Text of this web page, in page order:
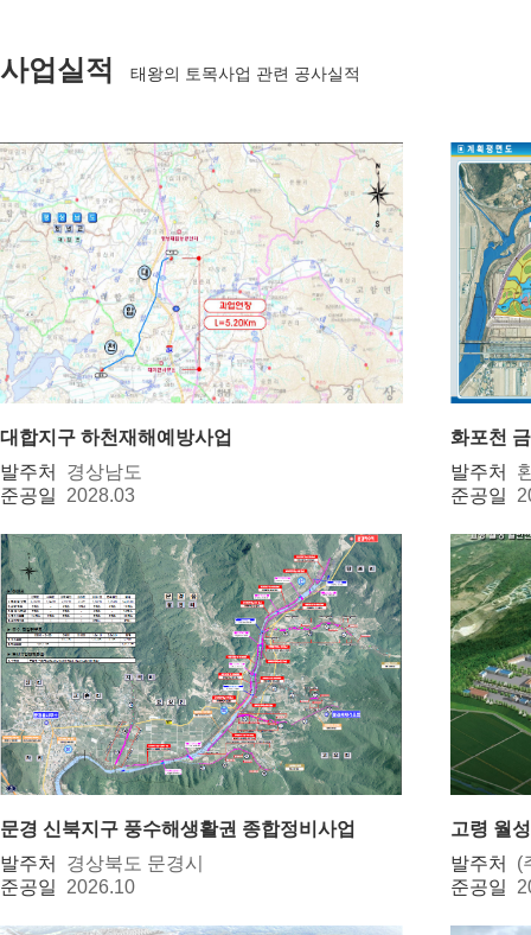
사업실적 태왕의 토목사업 관련 공사실적
대합지구 하천재해예방사업
발주처 경상남도
준공일 2028.03
화포천
발주처
준공일
문경 신북지구 풍수해생활권 종합정비사업
발주처 경상북도 문경시
준공일 2026.10
고령 월
발주처 (
준공일